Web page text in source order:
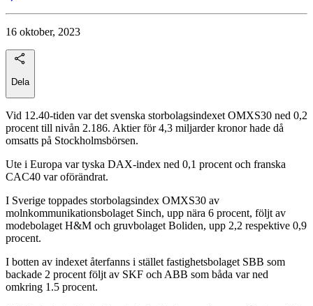
16 oktober, 2023
Dela
Vid 12.40-tiden var det svenska storbolagsindexet OMXS30 ned 0,2
procent till nivån 2.186. Aktier för 4,3 miljarder kronor hade då
omsatts på Stockholmsbörsen.
Ute i Europa var tyska DAX-index ned 0,1 procent och franska
CAC40 var oförändrat.
I Sverige toppades storbolagsindex OMXS30 av
molnkommunikationsbolaget Sinch, upp nära 6 procent, följt av
modebolaget H&M och gruvbolaget Boliden, upp 2,2 respektive 0,9
procent.
I botten av indexet återfanns i stället fastighetsbolaget SBB som
backade 2 procent följt av SKF och ABB som båda var ned
omkring 1.5 procent.